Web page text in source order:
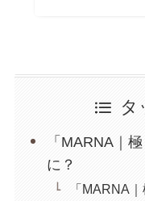
タ
「MARNA｜
に？
「MARNA